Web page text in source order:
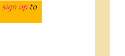
sign upto